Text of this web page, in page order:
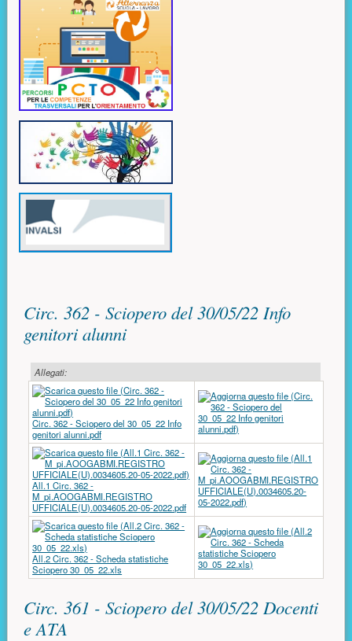
Circ. 362 - Sciopero del 30/05/22 Info
genitori alunni
Allegati:
Circ. 362 - Sciopero del 30_05_22 Info
genitori alunni.pdf
All.1 Circ. 362 -
M_pi.AOOGABMI.REGISTRO
UFFICIALE(U).0034605.20-05-2022.pdf
All.2 Circ. 362 - Scheda statistiche
Sciopero 30_05_22.xls
Circ. 361 - Sciopero del 30/05/22 Docenti
e ATA